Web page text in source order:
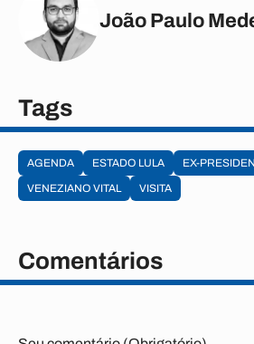
João Paulo
Tags
AGENDA ESTADO LULA EX-
VENEZIANO VITAL
VISITA
Comentários